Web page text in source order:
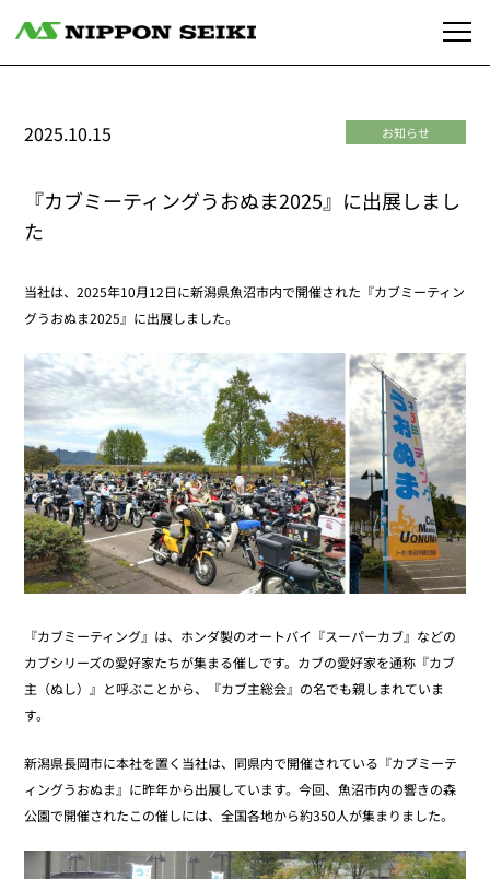
お知らせ
2025.10.15
『カブミーティングうおぬま2025』に出展しまし
た
当社は、2025年10月12日に新潟県魚沼市内で開催された『カブミーティン
グうおぬま2025』に出展しました。
『カブミーティング』は、ホンダ製のオートバイ『スーパーカブ』などの
カブシリーズの愛好家たちが集まる催しです。カブの愛好家を通称『カブ
主（ぬし）』と呼ぶことから、『カブ主総会』の名でも親しまれていま
す。
新潟県長岡市に本社を置く当社は、同県内で開催されている『カブミーテ
ィングうおぬま』に昨年から出展しています。今回、魚沼市内の響きの森
公園で開催されたこの催しには、全国各地から約350人が集まりました。